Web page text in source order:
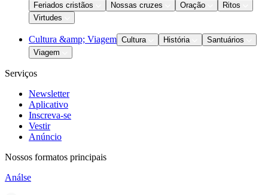
Feriados cristãos
Nossas cruzes Oração
Ritos
Virtudes
Cultura &amp; Viagem Cultura História
Santuários
Viagem
Serviços
Newsletter
Aplicativo
Inscreva-se
Vestir
Anúncio
Nossos formatos principais
Análse